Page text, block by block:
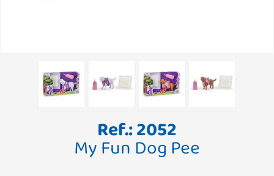
Ref.: 2052
My Fun Dog Pee